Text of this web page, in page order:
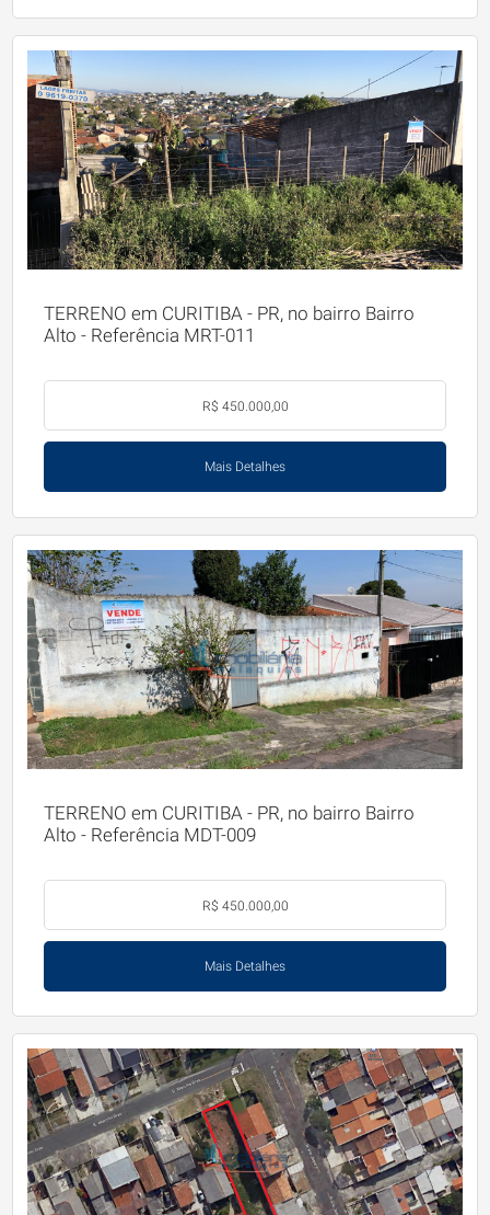
TERRENO em CURITIBA - PR, no bairro Bairro
Alto - Referência MRT-011
R$ 450.000,00
Mais Detalhes
TERRENO em CURITIBA - PR, no bairro Bairro
Alto - Referência MDT-009
R$ 450.000,00
Mais Detalhes